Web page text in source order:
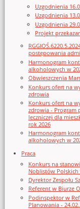
Uzgodnienia
Uzgodnienia
Uzgodnienia
Projekt
postępowania
Harmonogram
alkoholowych w
Obwieszczenia
Konkurs ofert na
zdrowia
Konkurs ofert na
zdrowia - Program
leczniczej dla
rok 2026
Harmonogram
alkoholowych w
Praca
Konkurs na
Noblistów Polskich
Dyrektor Zespołu
Referent w Biurze
Podinspektor w
Planowania -